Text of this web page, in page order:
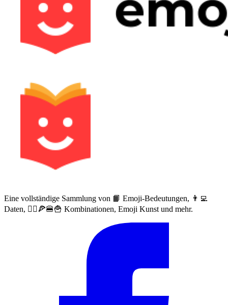
Eine vollständige Sammlung von 📙 Emoji-Bedeutungen, 👨‍💻
Daten, 🙅‍♀️🍕🍔🍟 Kombinationen, Emoji Kunst und mehr.